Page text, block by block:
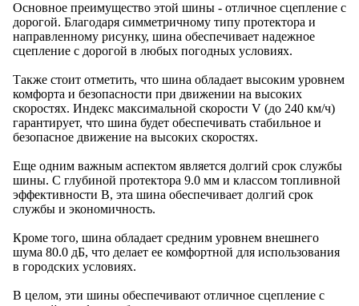
Основное преимущество этой шины - отличное сцепление с
дорогой. Благодаря симметричному типу протектора и
направленному рисунку, шина обеспечивает надежное
сцепление с дорогой в любых погодных условиях.
Также стоит отметить, что шина обладает высоким уровнем
комфорта и безопасности при движении на высоких
скоростях. Индекс максимальной скорости V (до 240 км/ч)
гарантирует, что шина будет обеспечивать стабильное и
безопасное движение на высоких скоростях.
Еще одним важным аспектом является долгий срок службы
шины. С глубиной протектора 9.0 мм и классом топливной
эффективности B, эта шина обеспечивает долгий срок
службы и экономичность.
Кроме того, шина обладает средним уровнем внешнего
шума 80.0 дБ, что делает ее комфортной для использования
в городских условиях.
В целом, эти шины обеспечивают отличное сцепление с